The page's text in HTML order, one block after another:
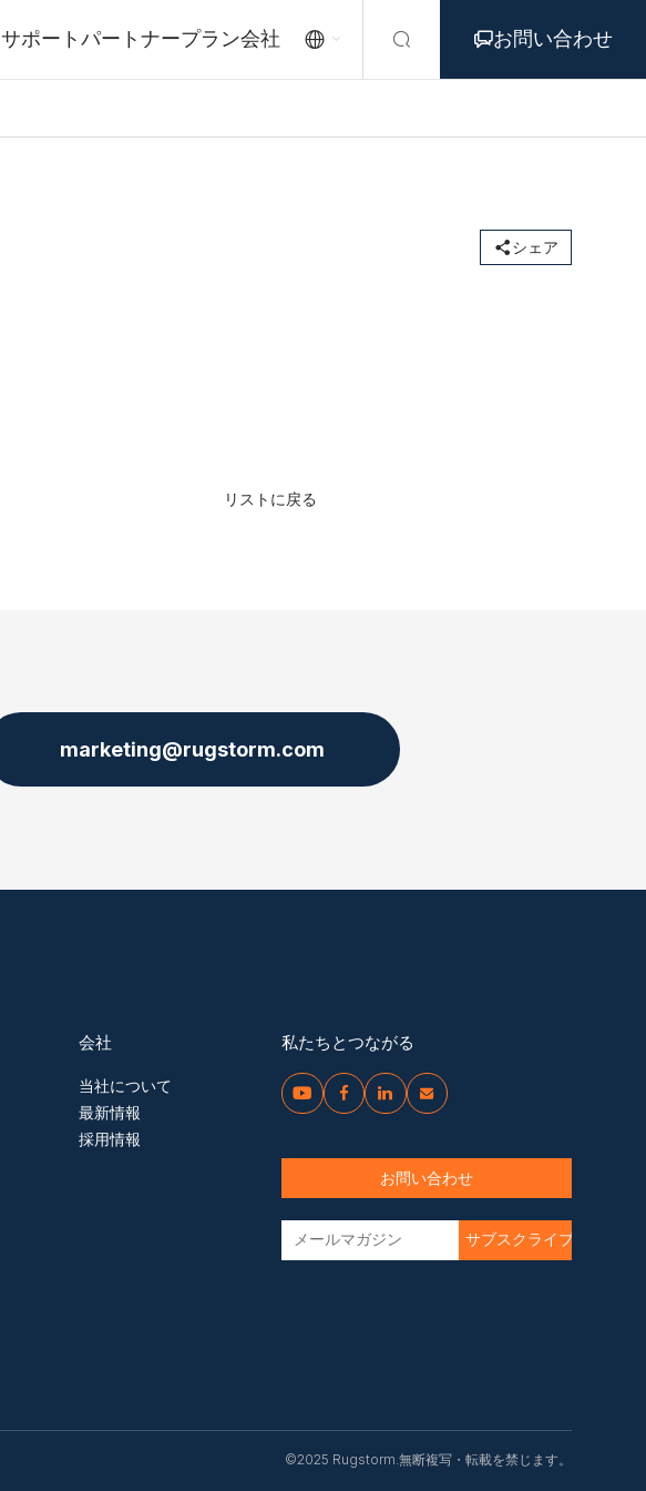
サポートパートナープラン会社   お問い合わせ
シェア
リストに戻る
marketing@rugstorm.com
会社
当社について
最新情報
採用情報
私たちとつながる
   
お問い合わせ
©2025 Rugstorm.無断複写・転載を禁じます。